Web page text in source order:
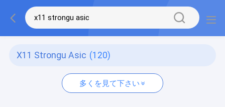
X11 Strongu Asic (120)
多くを見て下さい